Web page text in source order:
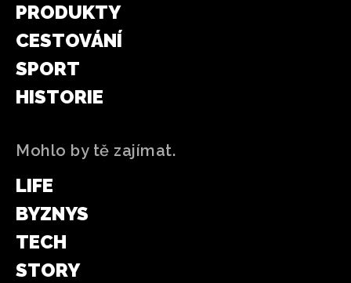
PRODUKTY
CESTOVÁNÍ
SPORT
HISTORIE
Mohlo by tě zajímat.
LIFE
BYZNYS
TECH
STORY